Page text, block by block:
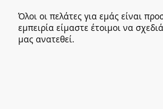
Όλοι οι πελάτες για εμάς είναι
εμπειρία είμαστε έτοιμοι να
μας ανατεθεί.